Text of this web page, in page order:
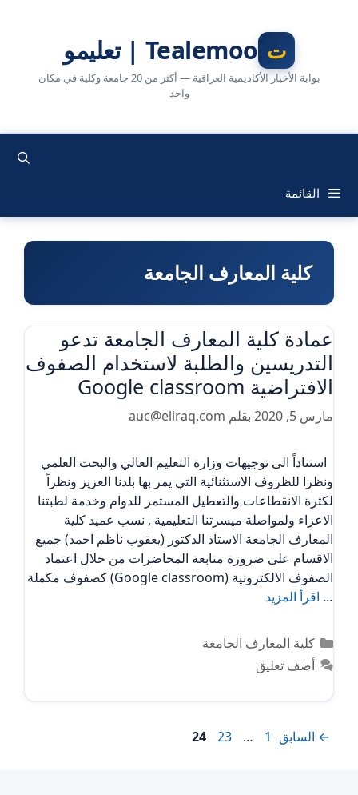
Tealemoo | تعليمو
بوابة الأخبار الأكاديمية العراقية — أكثر من 20 جامعة وكلية في مكان
واحد
القائمة
كلية المعارف الجامعة
عمادة كلية المعارف الجامعة تدعو
التدريسين والطلبة لاستخدام الصفوف
الافتراضية Google classroom
مارس 5, 2020 بقلم auc@eliraq.com
استناداً الى توجيهات وزارة التعليم العالي والبحث العلمي
ونظرا للظروف الاستثنائية التي يمر بها بلدنا العزيز ونظراً
لكثرة الانقطاعات والتعطيل المستمر للدوام وخدمة لطبتنا
الاعزاء ولمواصلة ميسرتنا التعليمية , نسب عميد كلية
المعارف الجامعة الاستاذ الدكتور (يعقوب ناظم احمد) جميع
الاقسام على ضرورة متابعة المحاضرات من خلال اعتماد
الصفوف الالكترونية (Google classroom) كصفوف مكملة
… اقرأ المزيد
التصنيفات
كلية المعارف الجامعة
أضف تعليق
← السابق Page
1
…
Page
23
Page
24